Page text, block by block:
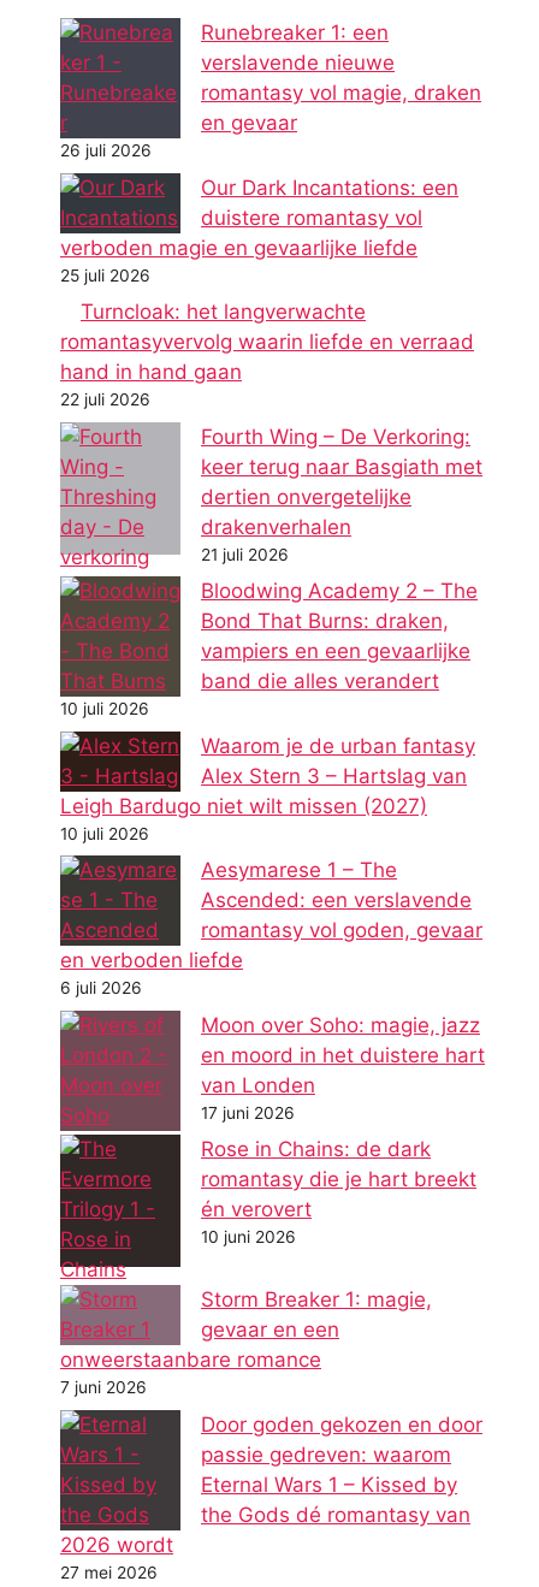
Runebreaker 1: een
verslavende nieuwe
romantasy vol magie, draken
en gevaar
26 juli 2026
Our Dark Incantations: een
duistere romantasy vol
verboden magie en gevaarlijke liefde
25 juli 2026
Turncloak: het langverwachte
romantasyvervolg waarin liefde en verraad
hand in hand gaan
22 juli 2026
Fourth Wing – De Verkoring:
keer terug naar Basgiath met
dertien onvergetelijke
drakenverhalen
21 juli 2026
Bloodwing Academy 2 – The
Bond That Burns: draken,
vampiers en een gevaarlijke
band die alles verandert
10 juli 2026
Waarom je de urban fantasy
Alex Stern 3 – Hartslag van
Leigh Bardugo niet wilt missen (2027)
10 juli 2026
Aesymarese 1 – The
Ascended: een verslavende
romantasy vol goden, gevaar
en verboden liefde
6 juli 2026
Moon over Soho: magie, jazz
en moord in het duistere hart
van Londen
17 juni 2026
Rose in Chains: de dark
romantasy die je hart breekt
én verovert
10 juni 2026
Storm Breaker 1: magie,
gevaar en een
onweerstaanbare romance
7 juni 2026
Door goden gekozen en door
passie gedreven: waarom
Eternal Wars 1 – Kissed by
the Gods dé romantasy van
2026 wordt
27 mei 2026